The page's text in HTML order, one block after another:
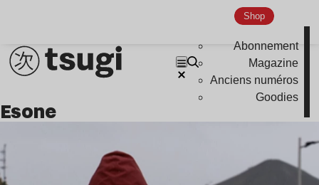
Shop
Abonnement
Magazine
Anciens numéros
Goodies
Indie
esone